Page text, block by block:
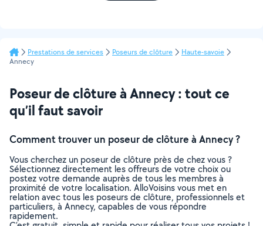
Prestations de services Poseurs de clôture
Haute-savoie
Annecy
Poseur de clôture à Annecy : tout ce
qu’il faut savoir
Comment trouver un poseur de clôture à Annecy ?
Vous cherchez un poseur de clôture près de chez vous ?
Sélectionnez directement les offreurs de votre choix ou
postez votre demande auprès de tous les membres à
proximité de votre localisation. AlloVoisins vous met en
relation avec tous les poseurs de clôture, professionnels et
particuliers, à Annecy, capables de vous répondre
rapidement.